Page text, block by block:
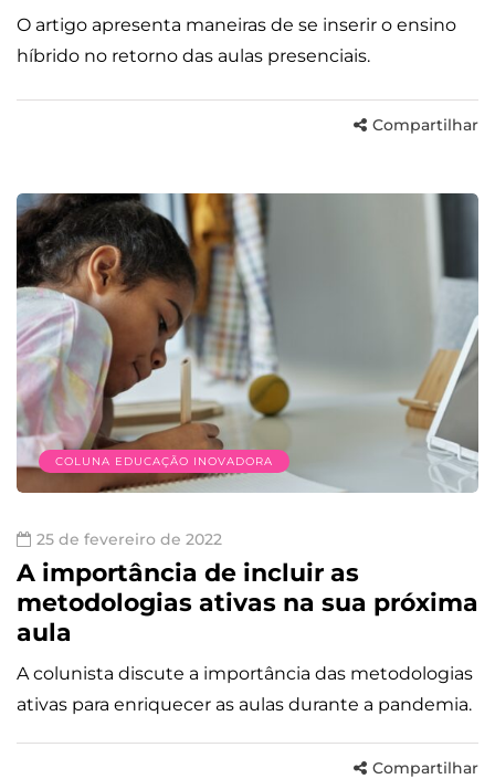
O artigo apresenta maneiras de se inserir o ensino
híbrido no retorno das aulas presenciais.
Compartilhar
COLUNA EDUCAÇÃO INOVADORA
25 de fevereiro de 2022
A importância de incluir as
metodologias ativas na sua próxima
aula
A colunista discute a importância das metodologias
ativas para enriquecer as aulas durante a pandemia.
Compartilhar